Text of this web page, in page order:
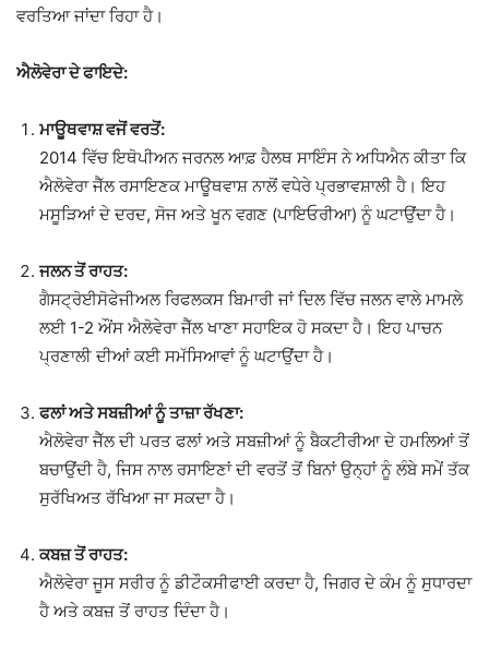
ਵਰਤਿਆ ਜਾਂਦਾ ਰਿਹਾ ਹੈ।
ਐਲੋਵੇਰਾ ਦੇ ਫਾਇਦੇ:
ਮਾਊਥਵਾਸ਼ ਵਜੋਂ ਵਰਤੋਂ:
2014 ਵਿੱਚ ਇਥੋਪੀਅਨ ਜਰਨਲ ਆਫ਼ ਹੈਲਥ ਸਾਇੰਸ ਨੇ ਅਧਿਐਨ ਕੀਤਾ ਕਿ
ਐਲੋਵੇਰਾ ਜੈੱਲ ਰਸਾਇਣਕ ਮਾਊਥਵਾਸ਼ ਨਾਲੋਂ ਵਧੇਰੇ ਪ੍ਰਭਾਵਸ਼ਾਲੀ ਹੈ। ਇਹ
ਮਸੂੜਿਆਂ ਦੇ ਦਰਦ, ਸੋਜ ਅਤੇ ਖੂਨ ਵਗਣ (ਪਾਇਓਰੀਆ) ਨੂੰ ਘਟਾਉਂਦਾ ਹੈ।
ਜਲਨ ਤੋਂ ਰਾਹਤ:
ਗੈਸਟ੍ਰੋਈਸੋਫੇਜੀਅਲ ਰਿਫਲਕਸ ਬਿਮਾਰੀ ਜਾਂ ਦਿਲ ਵਿੱਚ ਜਲਨ ਵਾਲੇ ਮਾਮਲੇ
ਲਈ 1-2 ਔਂਸ ਐਲੋਵੇਰਾ ਜੈੱਲ ਖਾਣਾ ਸਹਾਇਕ ਹੋ ਸਕਦਾ ਹੈ। ਇਹ ਪਾਚਨ
ਪ੍ਰਣਾਲੀ ਦੀਆਂ ਕਈ ਸਮੱਸਿਆਵਾਂ ਨੂੰ ਘਟਾਉਂਦਾ ਹੈ।
ਫਲਾਂ ਅਤੇ ਸਬਜ਼ੀਆਂ ਨੂੰ ਤਾਜ਼ਾ ਰੱਖਣਾ:
ਐਲੋਵੇਰਾ ਜੈੱਲ ਦੀ ਪਰਤ ਫਲਾਂ ਅਤੇ ਸਬਜ਼ੀਆਂ ਨੂੰ ਬੈਕਟੀਰੀਆ ਦੇ ਹਮਲਿਆਂ ਤੋਂ
ਬਚਾਉਂਦੀ ਹੈ, ਜਿਸ ਨਾਲ ਰਸਾਇਣਾਂ ਦੀ ਵਰਤੋਂ ਤੋਂ ਬਿਨਾਂ ਉਨ੍ਹਾਂ ਨੂੰ ਲੰਬੇ ਸਮੇਂ ਤੱਕ
ਸੁਰੱਖਿਅਤ ਰੱਖਿਆ ਜਾ ਸਕਦਾ ਹੈ।
ਕਬਜ਼ ਤੋਂ ਰਾਹਤ:
ਐਲੋਵੇਰਾ ਜੂਸ ਸਰੀਰ ਨੂੰ ਡੀਟੌਕਸੀਫਾਈ ਕਰਦਾ ਹੈ, ਜਿਗਰ ਦੇ ਕੰਮ ਨੂੰ ਸੁਧਾਰਦਾ
ਹੈ ਅਤੇ ਕਬਜ਼ ਤੋਂ ਰਾਹਤ ਦਿੰਦਾ ਹੈ।